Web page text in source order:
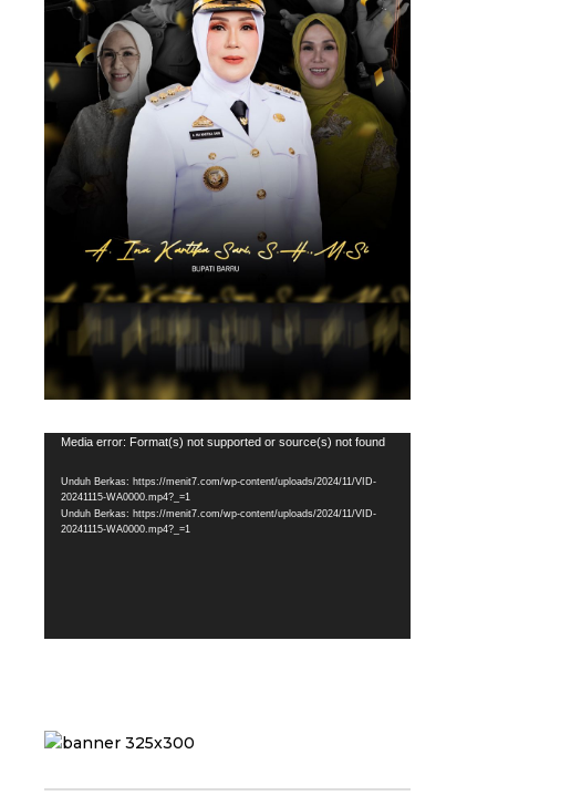
Pemutar
Media error: Format(s) not supported or source(s) not found
Unduh Berkas: https://menit7.com/wp-content/uploads/2024/11/VID-
20241115-WA0000.mp4?_=1
Unduh Berkas: https://menit7.com/wp-content/uploads/2024/11/VID-
20241115-WA0000.mp4?_=1